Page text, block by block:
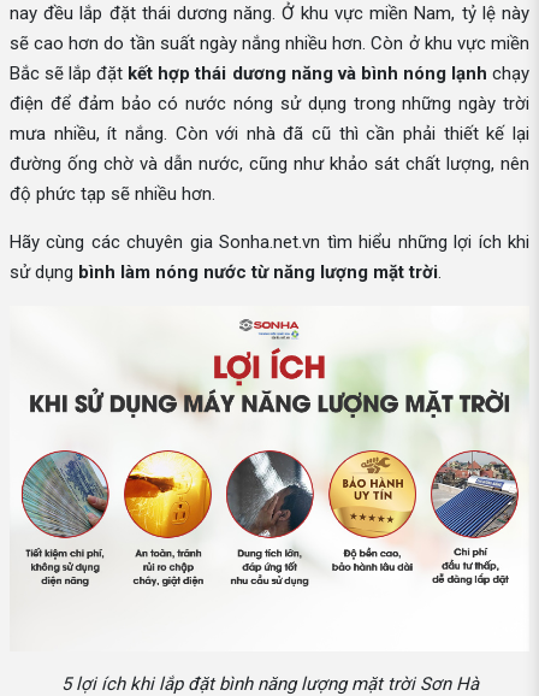
nay đều lắp đặt thái dương năng. Ở khu vực miền Nam, tỷ lệ này
sẽ cao hơn do tần suất ngày nắng nhiều hơn. Còn ở khu vực miền
Bắc sẽ lắp đặt kết hợp thái dương năng và bình nóng lạnh chạy
điện để đảm bảo có nước nóng sử dụng trong những ngày trời
mưa nhiều, ít nắng. Còn với nhà đã cũ thì cần phải thiết kế lại
đường ống chờ và dẫn nước, cũng như khảo sát chất lượng, nên
độ phức tạp sẽ nhiều hơn.
Hãy cùng các chuyên gia Sonha.net.vn tìm hiểu những lợi ích khi
sử dụng bình làm nóng nước từ năng lượng mặt trời.
5 lợi ích khi lắp đặt bình năng lượng mặt trời Sơn Hà